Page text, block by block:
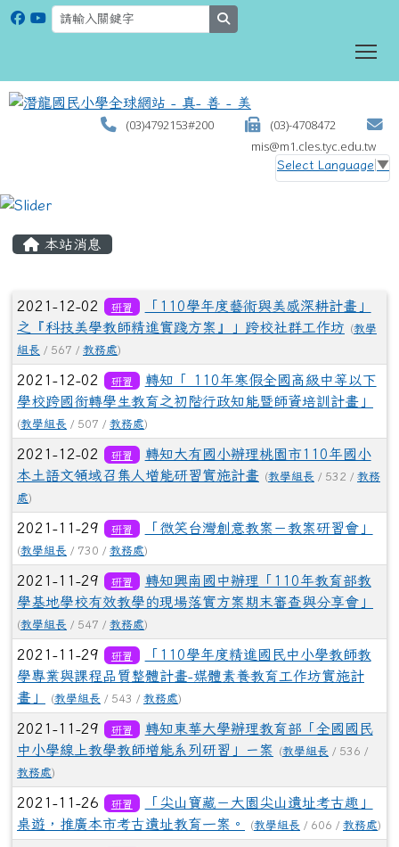
(03)4792153#200
(03)-4708472
mis@m1.cles.tyc.edu.tw
Select Language ▼
本站消息
文章列表
2021-12-02 研習
「110學年度藝術與美感深耕計畫」
之『科技美學教師精進實踐方案』」跨校社群工作坊
(教學
組長 / 567 / 教務處)
2021-12-02 研習
轉知「 110年寒假全國高級中等以下
學校跨國銜轉學生教育之初階行政知能暨師資培訓計畫」
(教學組長 / 507 / 教務處)
2021-12-02 研習
轉知大有國小辦理桃園市110年國小
本土語文領域召集人增能研習實施計畫 (教學組長 / 532 / 教務
處)
2021-11-29 研習 「微笑台灣創意教案－教案研習會」
(教學組長 / 730 / 教務處)
2021-11-29 研習
轉知興南國中辦理「110年教育部教
學基地學校有效教學的現場落實方案期末審查與分享會」
(教學組長 / 547 / 教務處)
2021-11-29 研習
「110學年度精進國民中小學教師教
學專業與課程品質整體計畫-媒體素養教育工作坊實施計
畫」
(教學組長 / 543 / 教務處)
2021-11-29 研習
轉知東華大學辦理教育部「全國國民
中小學線上教學教師增能系列研習」ㄧ案
(教學組長 / 536 /
教務處)
2021-11-26 研習
「尖山寶藏－大園尖山遺址考古趣」
桌遊，推廣本市考古遺址教育一案。
(教學組長 / 606 / 教務處)